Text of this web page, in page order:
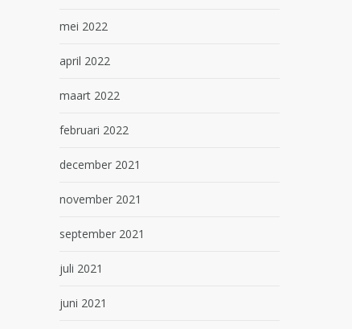
mei 2022
april 2022
maart 2022
februari 2022
december 2021
november 2021
september 2021
juli 2021
juni 2021